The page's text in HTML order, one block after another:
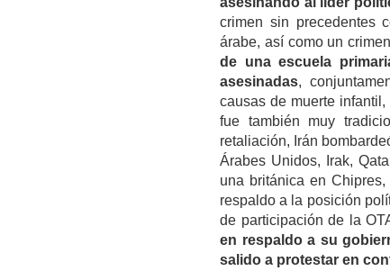
crimen sin precedentes
árabe, así como un
de una escuela
asesinadas,
causas de muerte
fue también muy
retaliación, Irán
Árabes Unidos, Irak,
una británica en
respaldo a la posición
de participación de la
en respaldo a su
salido a protestar en